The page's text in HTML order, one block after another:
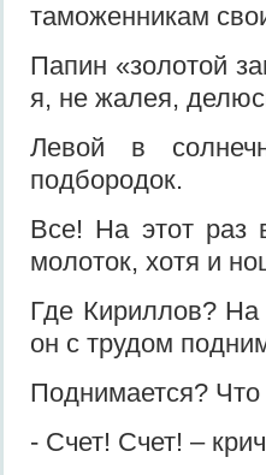
таможенникам
Папин «золотой
я, не жалея,
Левой в
подбородок.
Все! На этот раз
молоток, хотя и
Где Кириллов? На
он с трудом
Поднимается?
- Счет! Счет! –